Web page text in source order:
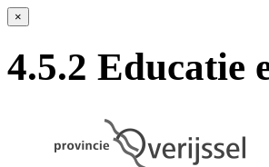
×
4.5.2 Educatie